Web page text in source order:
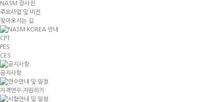
NASM 강사진
주요사업 및 비전
찾아오시는 길
CPT
PES
CES
공지사항
자격연수 지원하기